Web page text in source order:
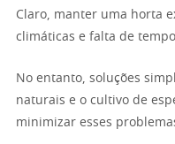
Claro, manter uma horta
climáticas e falta de
No entanto, soluções
naturais e o cultivo de
minimizar esses